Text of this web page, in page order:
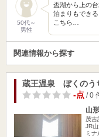
50代～
男性
盃湖から上の
泊まりもでき
こちら…
関連情報から探す
蔵王温泉 ぼくのう
-点/ 0
山
茂吉
JR
ミナ